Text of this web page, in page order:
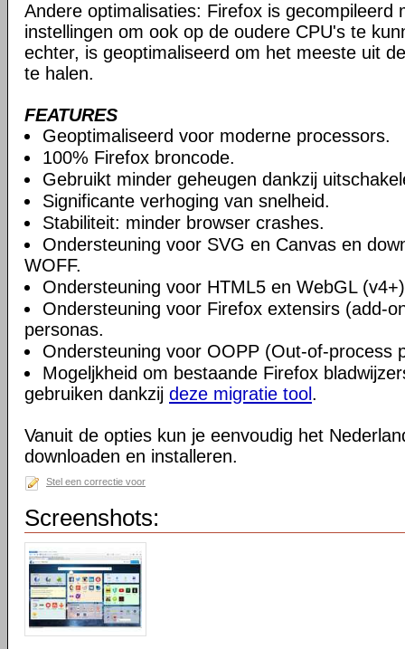
Andere optimalisaties: Firefox is gecompileerd
instellingen om ook op de oudere CPU's te
echter, is geoptimaliseerd om het meeste uit
te halen.
FEATURES
Geoptimaliseerd voor moderne processors.
100% Firefox broncode.
Gebruikt minder geheugen dankzij
Significante verhoging van snelheid.
Stabiliteit: minder browser crashes.
Ondersteuning voor SVG en Canvas en
WOFF.
Ondersteuning voor HTML5 en WebGL
Ondersteuning voor Firefox extensirs (add-
personas.
Ondersteuning voor OOPP (Out-of-process
Mogeljkheid om bestaande Firefox
gebruiken dankzij deze migratie tool .
Vanuit de opties kun je eenvoudig het
downloaden en installeren.
Stel een correctie voor
Screenshots: